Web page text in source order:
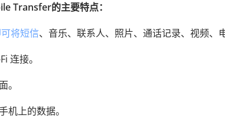
Transfer的主要特点：
将短信、音乐、联系人、照片、通话记录、视频、
连接。
。
机上的数据。